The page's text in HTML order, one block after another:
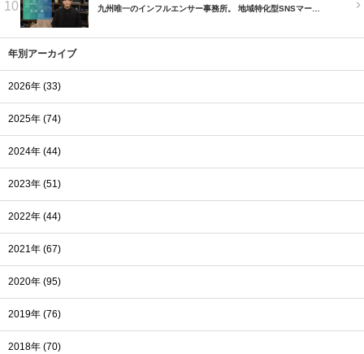
10 九州唯一のインフルエンサー事務所。 地域特化型SNSマー…
年別アーカイブ
2026年 (33)
2025年 (74)
2024年 (44)
2023年 (51)
2022年 (44)
2021年 (67)
2020年 (95)
2019年 (76)
2018年 (70)